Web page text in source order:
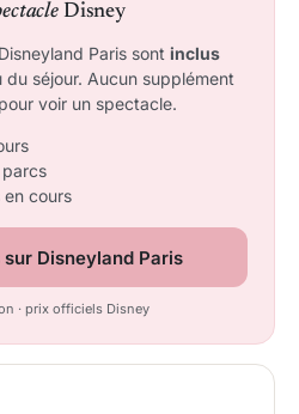
Disney
Paris sont inclus
du séjour. Aucun supplément
voir un spectacle.
en cours
Disneyland Paris
· prix officiels Disney